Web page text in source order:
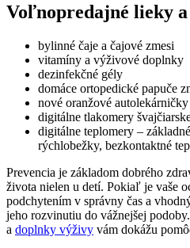
Voľnopredajné lieky
bylinné čaje a čajové zmesi
vitamíny a výživové doplnky
dezinfekčné gély
domáce ortopedické papuče
nové oranžové
digitálne tlakomery
digitálne teplomery –
rýchlobežky, bezkontaktné
Prevencia je základom dobrého
života nielen u detí. Pokiaľ je vaše
podchytením v správny čas a
jeho rozvinutiu do vážnejšej
a doplnky výživy vám dokážu